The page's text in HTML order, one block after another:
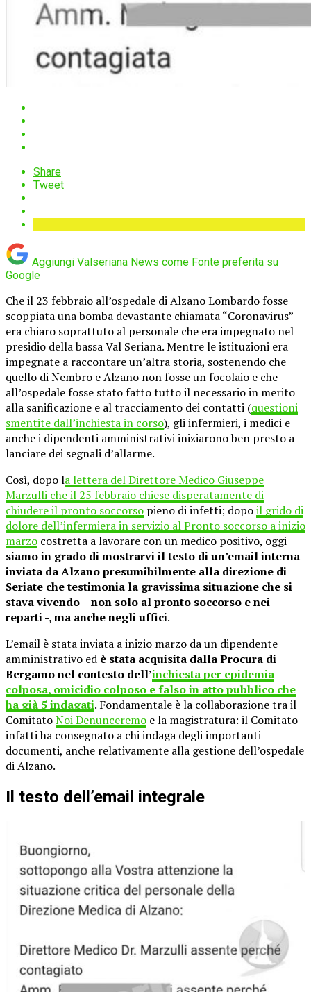
Share
Tweet
Aggiungi Valseriana News come Fonte preferita su
Google
Che il 23 febbraio all’ospedale di Alzano Lombardo fosse
scoppiata una bomba devastante chiamata “Coronavirus”
era chiaro soprattuto al personale che era impegnato nel
presidio della bassa Val Seriana. Mentre le istituzioni era
impegnate a raccontare un’altra storia, sostenendo che
quello di Nembro e Alzano non fosse un focolaio e che
all’ospedale fosse stato fatto tutto il necessario in merito
alla sanificazione e al tracciamento dei contatti (questioni
smentite dall’inchiesta in corso), gli infermieri, i medici e
anche i dipendenti amministrativi iniziarono ben presto a
lanciare dei segnali d’allarme.
Così, dopo la lettera del Direttore Medico Giuseppe
Marzulli che il 25 febbraio chiese disperatamente di
chiudere il pronto soccorso pieno di infetti; dopoil grido di
dolore dell’infermiera in servizio al Pronto soccorso a inizio
marzo costretta a lavorare con un medico positivo, oggi
siamo in grado di mostrarvi il testo di un’email interna
inviata da Alzano presumibilmente alla direzione di
Seriate che testimonia la gravissima situazione che si
stava vivendo – non solo al pronto soccorso e nei
reparti -, ma anche negli uffici.
L’email è stata inviata a inizio marzo da un dipendente
amministrativo ed è stata acquisita dalla Procura di
Bergamo nel contesto dell’inchiesta per epidemia
colposa, omicidio colposo e falso in atto pubblico che
ha già 5 indagati. Fondamentale è la collaborazione tra il
ComitatoNoi Denunceremo e la magistratura: il Comitato
infatti ha consegnato a chi indaga degli importanti
documenti, anche relativamente alla gestione dell’ospedale
di Alzano.
Il testo dell’email integrale